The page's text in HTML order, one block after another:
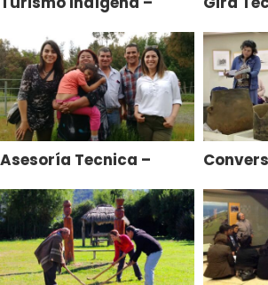
en Marketing Digital
Asesoría Tecnica –
– INDAP Araucanía
Mapuche